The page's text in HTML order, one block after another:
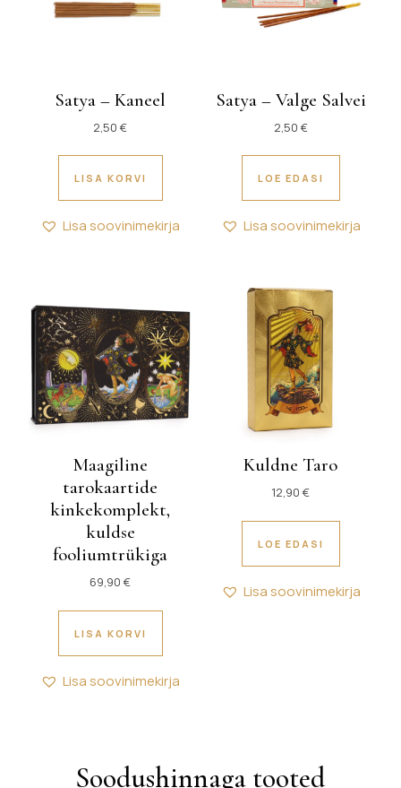
Satya – Kaneel
2,50€
LISA KORVI
Lisa soovinimekirja
Satya – Valge Salvei
2,50 €
LOE EDASI
Lisa soovinimekirja
Maagiline
tarokaartide
kinkekomplekt,
kuldse
fooliumtrükiga
69,90€
LISA KORVI
Lisa soovinimekirja
Kuldne Taro
12,90€
LOE EDASI
Lisa soovinimekirja
Soodushinnaga tooted